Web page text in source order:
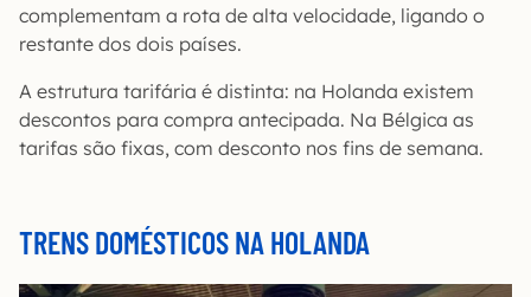
complementam a rota de alta velocidade, ligando o
restante dos dois países.
A estrutura tarifária é distinta: na Holanda existem
descontos para compra antecipada. Na Bélgica as
tarifas são fixas, com desconto nos fins de semana.
TRENS DOMÉSTICOS NA HOLANDA